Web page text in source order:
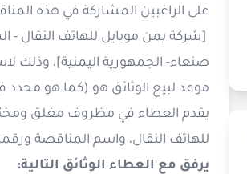
على الراغبين المشاركة في هذه
[شركة يمن موبايل للهاتف النقال -
صنعاء- الجمهورية اليمنية]، وذلك
موعد لبيع الوثائق هو (كما هو محدد
يقدم العطاء في مظروف مغلق
للهاتف النقال، واسم المناقصة
يرفق مع العطاء الوثائق التالية: